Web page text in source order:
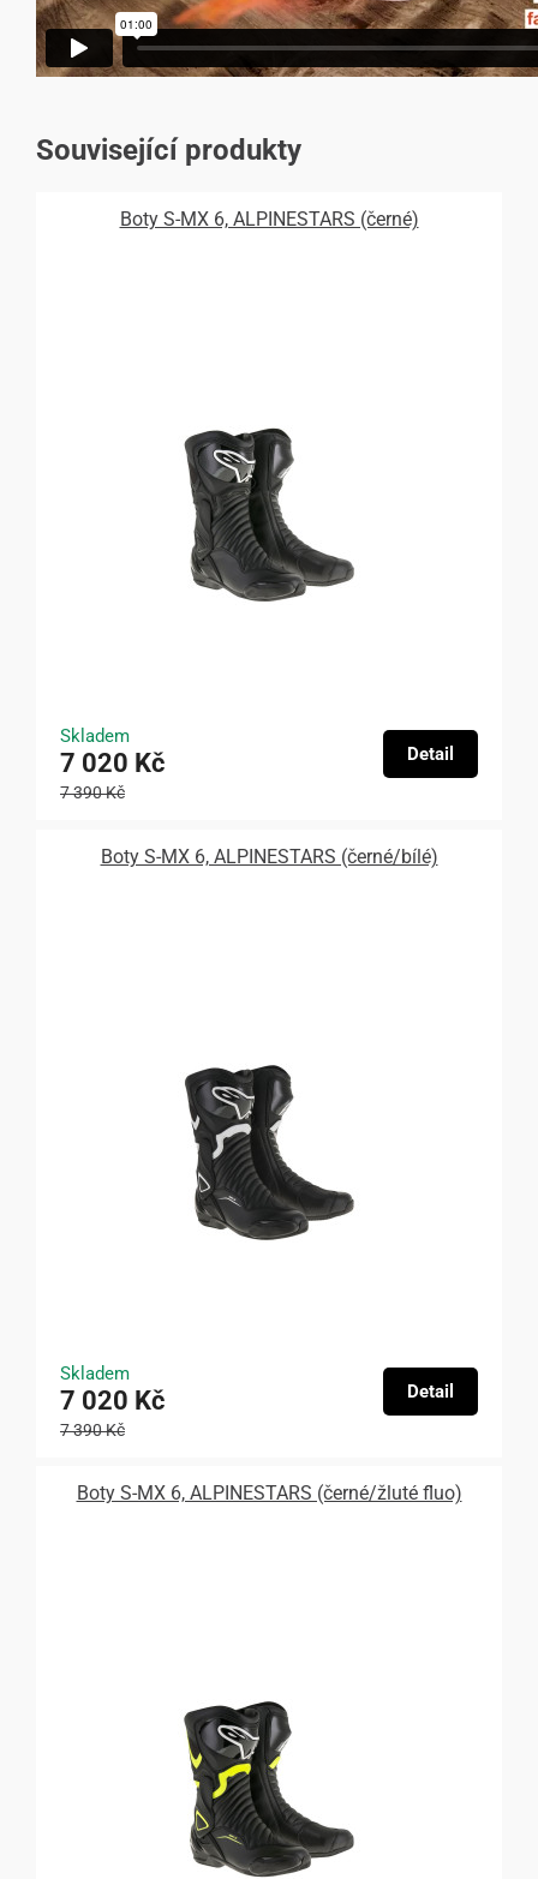
Související produkty
Boty S-MX 6, ALPINESTARS (černé)
Skladem
7 020 Kč
7 390 Kč
Detail
Boty S-MX 6, ALPINESTARS (černé/bílé)
Skladem
7 020 Kč
7 390 Kč
Detail
Boty S-MX 6, ALPINESTARS (černé/žluté fluo)